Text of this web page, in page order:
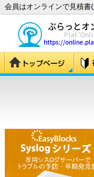
会員はオンラインで見積書(